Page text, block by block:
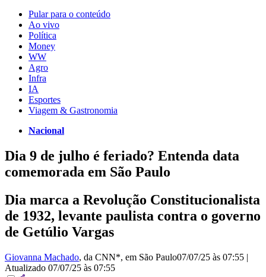
Pular para o conteúdo
Ao vivo
Política
Money
WW
Agro
Infra
IA
Esportes
Viagem & Gastronomia
Nacional
Dia 9 de julho é feriado? Entenda data
comemorada em São Paulo
Dia marca a Revolução Constitucionalista
de 1932, levante paulista contra o governo
de Getúlio Vargas
Giovanna Machado, da CNN*, em São Paulo07/07/25 às 07:55 |
Atualizado 07/07/25 às 07:55